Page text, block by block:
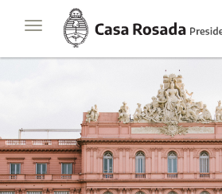
Toggle
navigation
Casa
Rosada
Presidencia
de